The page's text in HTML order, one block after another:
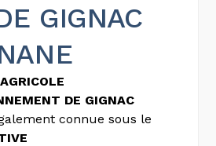
GIGNAC
DE GIGNAC
connue sous le